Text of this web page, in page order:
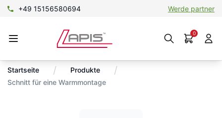
+49 15156580694 Werde partner
0
Startseite / Produkte /
Schnitt für eine Warmmontage